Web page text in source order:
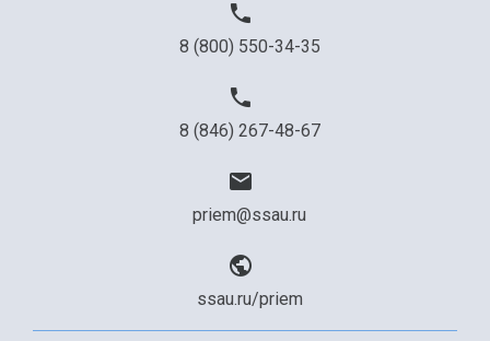
8 (800) 550-34-35
8 (846) 267-48-67
priem@ssau.ru
ssau.ru/priem